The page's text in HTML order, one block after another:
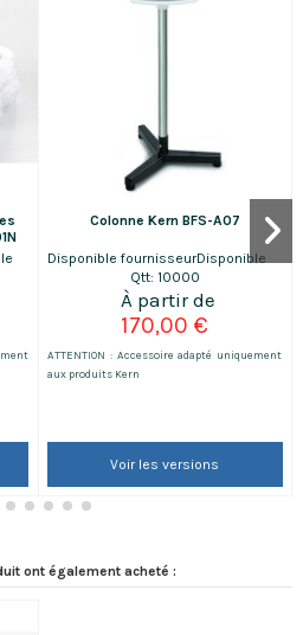
Colonne Kern BFS-A07
Disponible fournisseurDisponible
Qtt: 10000
170,00 €
ATTENTION : Accessoire adapté uniquement
aux produits Kern
Voir les versions
ont également acheté :